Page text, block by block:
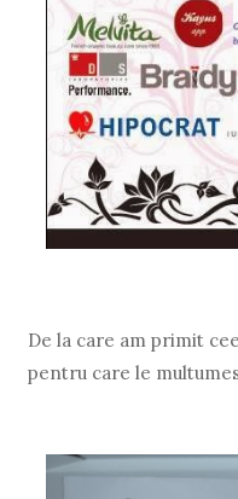
De la care am primit
pentru care le